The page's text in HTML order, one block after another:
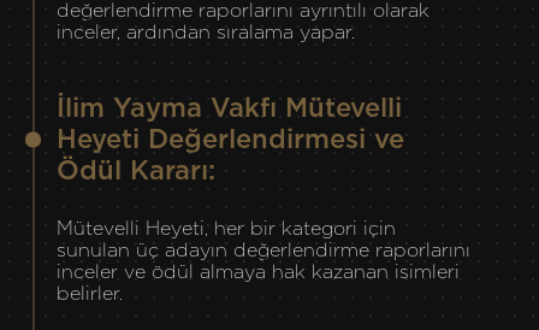
değerlendirme raporlarını ayrıntılı olarak
inceler, ardından sıralama yapar.
İlim Yayma Vakfı Mütevelli
Heyeti Değerlendirmesi ve
Ödül Kararı:
Mütevelli Heyeti, her bir kategori için
sunulan üç adayın değerlendirme raporlarını
inceler ve ödül almaya hak kazanan isimleri
belirler.